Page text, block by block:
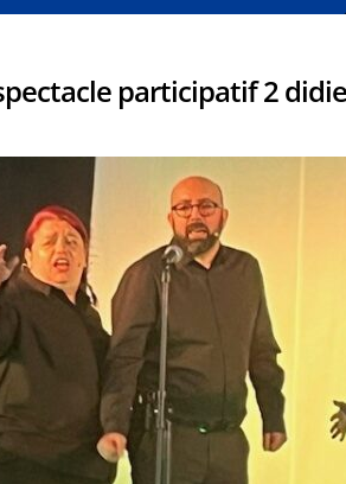
participatif 2